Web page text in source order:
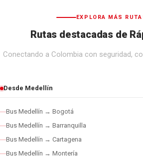
EXPLORA MÁS
Rutas destacadas de
Conectando a Colombia con seguridad,
Desde Medellín
Bus Medellín → Bogotá
Bus Medellín → Barranquilla
Bus Medellín → Cartagena
Bus Medellín → Montería